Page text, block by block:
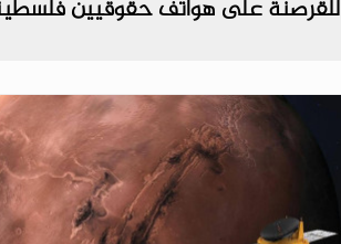
للقرصنة على هواتف حقوقيين